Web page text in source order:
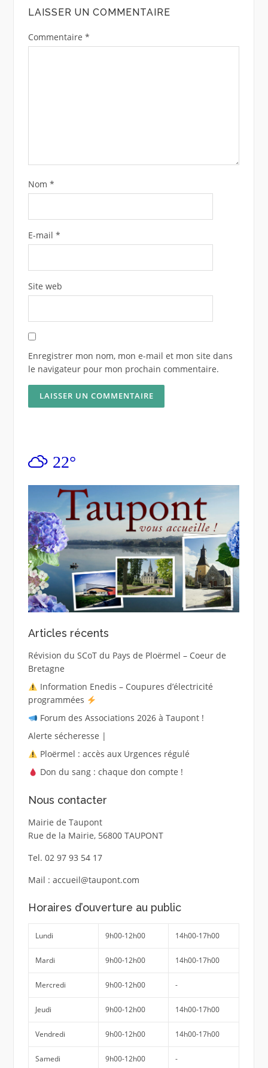
LAISSER UN COMMENTAIRE
Commentaire *
Nom *
E-mail *
Site web
Enregistrer mon nom, mon e-mail et mon site dans
le navigateur pour mon prochain commentaire.
22°
Articles récents
Révision du SCoT du Pays de Ploërmel – Coeur de
Bretagne
Information Enedis – Coupures d’électricité
programmées
Forum des Associations 2026 à Taupont !
Alerte sécheresse |
Ploërmel : accès aux Urgences régulé
Don du sang : chaque don compte !
Nous contacter
Mairie de Taupont
Rue de la Mairie, 56800 TAUPONT
Tel. 02 97 93 54 17
Mail : accueil@taupont.com
Horaires d’ouverture au public
Lundi 9h00-12h00 14h00-17h00
Mardi 9h00-12h00 14h00-17h00
Mercredi 9h00-12h00 -
Jeudi 9h00-12h00 14h00-17h00
Vendredi 9h00-12h00 14h00-17h00
Samedi 9h00-12h00 -